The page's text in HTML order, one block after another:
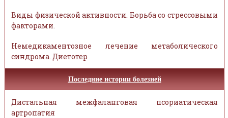
Виды физической активности. Борьба со стрессовыми
факторами.
Немедикаментозное лечение метаболического
синдрома. Диетотер
Последние истории болезней
Дистальная межфаланговая псориатическая
артропатия